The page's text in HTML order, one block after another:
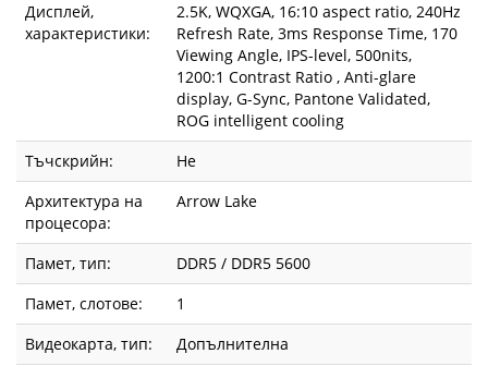
Дисплей,
характеристики:
2.5K, WQXGA, 16:10 aspect ratio, 240Hz
Refresh Rate, 3ms Response Time, 170
Viewing Angle, IPS-level, 500nits,
1200:1 Contrast Ratio , Anti-glare
display, G-Sync, Pantone Validated,
ROG intelligent cooling
Тъчскрийн:
Не
Архитектура на
процесора:
Arrow Lake
Памет, тип:
DDR5 / DDR5 5600
Памет, слотове:
1
Видеокарта, тип:
Допълнителна